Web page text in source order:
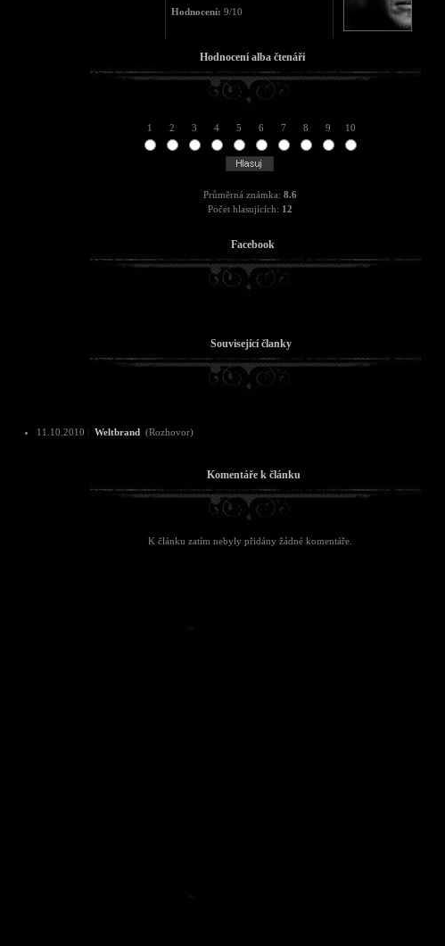
Hodnocení: 9/10
Hodnocení alba čtenáři
1 2 3 4 5 6 7 8 9 10
Průměrná známka: 8.6
Počet hlasujících: 12
Facebook
Související članky
11.10.2010 Weltbrand (Rozhovor)
Komentáře k článku
K článku zatím nebyly přidány žádné komentáře.